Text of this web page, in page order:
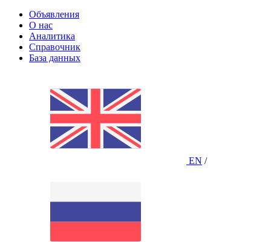
Объявления
О нас
Аналитика
Справочник
База данных
EN /